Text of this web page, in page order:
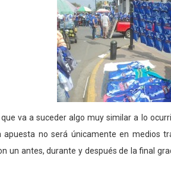
va a suceder algo muy similar a lo
apuesta no será únicamente en medios
un antes, durante y después de la final